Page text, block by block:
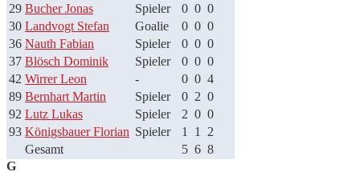
29 Bucher Jonas Spieler 0 0 0
30 Landvogt Stefan Goalie 0 0 0
36 Nauth Fabian Spieler 0 0 0
37 Blösch Dominik Spieler 0 0 0
42 Wirrer Leon - 0 0 4
89 Bernhart Martin Spieler 0 2 0
92 Lutz Lukas Spieler 2 0 0
93 Königsbauer Florian Spieler 1 1
2
Gesamt
5 6 8
G